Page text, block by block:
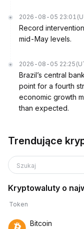
2026-08-05 23:01
Record
mid-May levels.
2026-08-05 22:25
Brazil’s central
point for a fourth
economic growth
than expected.
Trendujące
Szukaj
Kryptowaluty o
Token
Bitcoin